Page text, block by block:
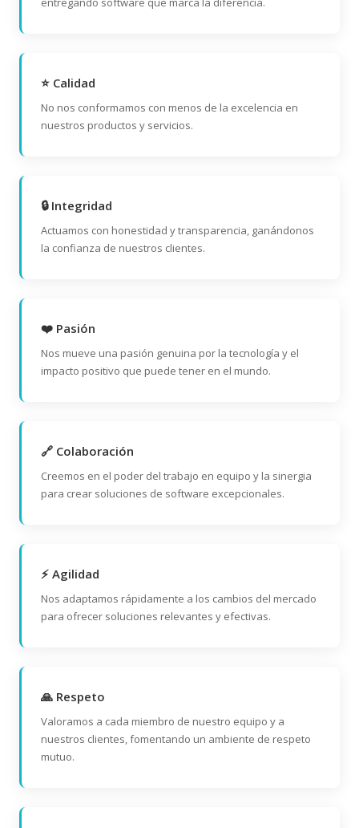
⭐ Calidad
No nos conformamos con menos de la excelencia en
nuestros productos y servicios.
🔒 Integridad
Actuamos con honestidad y transparencia, ganándonos
la confianza de nuestros clientes.
❤️ Pasión
Nos mueve una pasión genuina por la tecnología y el
impacto positivo que puede tener en el mundo.
🔗 Colaboración
Creemos en el poder del trabajo en equipo y la sinergia
para crear soluciones de software excepcionales.
⚡ Agilidad
Nos adaptamos rápidamente a los cambios del mercado
para ofrecer soluciones relevantes y efectivas.
🙏 Respeto
Valoramos a cada miembro de nuestro equipo y a
nuestros clientes, fomentando un ambiente de respeto
mutuo.